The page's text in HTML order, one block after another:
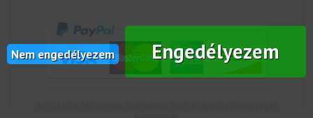
Nem engedélyezem Engedélyezem